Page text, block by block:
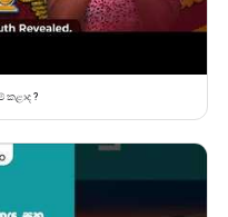
කළාද ?